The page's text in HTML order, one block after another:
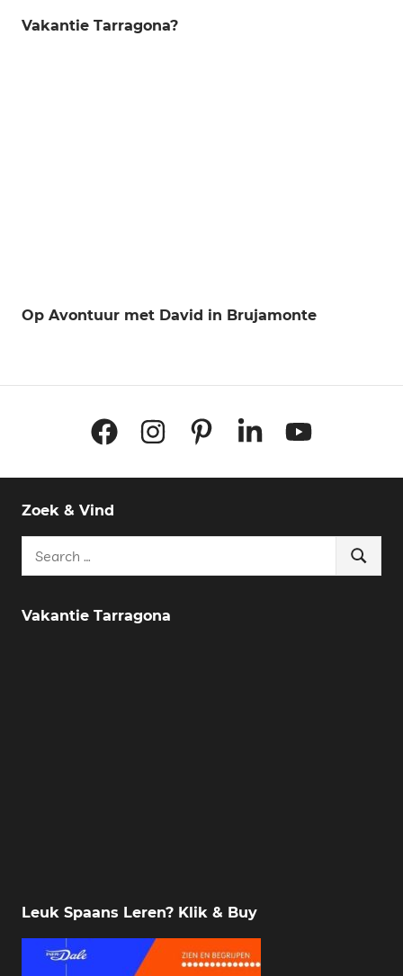
Vakantie Tarragona?
Op Avontuur met David in Brujamonte
FacebookInstagramPinterestLinkedInYouTube
Zoek & Vind
Search
Vakantie Tarragona
Leuk Spaans Leren? Klik & Buy